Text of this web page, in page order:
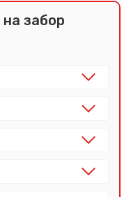
на забор